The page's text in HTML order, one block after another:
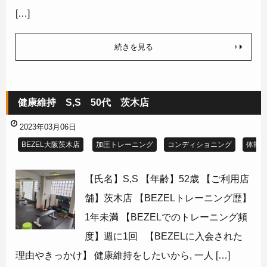
[…]
続きを見る
健康維持 S,S 50代 茨木店
2023年03月06日
BEZEL大阪茨木店 加圧トレーニング コンディショニング 体幹
【氏名】S,S 【年齢】52歳 【ご利用店
舗】茨木店 【BEZELトレーニング歴】
1年未満 【BEZELでのトレーニング頻
度】週に1回 【BEZELに入会された
理由やきっかけ】 健康維持をしたいから, 一人 […]